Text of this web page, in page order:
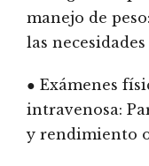
manejo de
las
● Exámenes
intravenosa:
y rendimiento